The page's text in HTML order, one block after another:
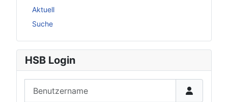
Aktuell
Suche
HSB Login